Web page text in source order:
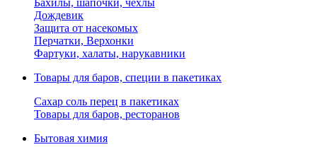
Бахилы, шапочки, чехлы
Дождевик
Защита от насекомых
Перчатки, Верхонки
Фартуки, халаты, нарукавники
Товары для баров, специи в пакетиках
Сахар соль перец в пакетиках
Товары для баров, ресторанов
Бытовая химия